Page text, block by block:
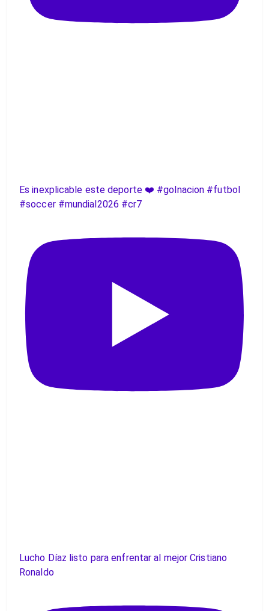
Es inexplicable este deporte ❤️ #golnacion #futbol
#soccer #mundial2026 #cr7
Lucho Díaz listo para enfrentar al mejor Cristiano
Ronaldo